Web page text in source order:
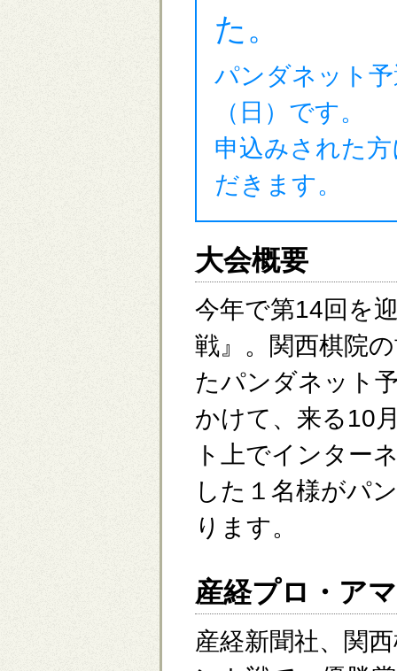
た。
パンダネット
（日）です。
申込みされた
だきます。
大会概要
今年で第14回を
戦』。関西棋院
たパンダネット
かけて、来る10
ト上でインター
した１名様がパ
ります。
産経プロ・ア
産経新聞社、関